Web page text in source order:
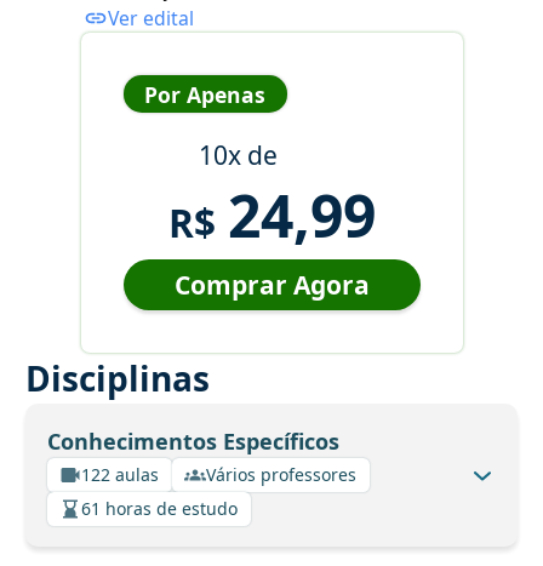
Ver edital
Por Apenas
10x de
R$ 24,99
Comprar Agora
Disciplinas
Conhecimentos Específicos
122 aulas
Vários professores
61 horas de estudo